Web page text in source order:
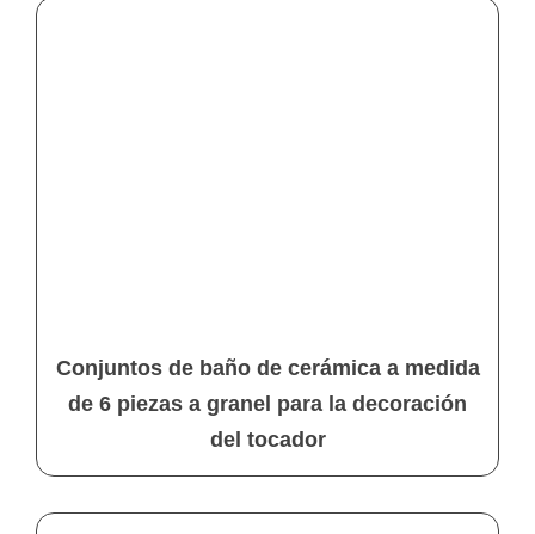
Conjuntos de baño de cerámica a medida
de 6 piezas a granel para la decoración
del tocador